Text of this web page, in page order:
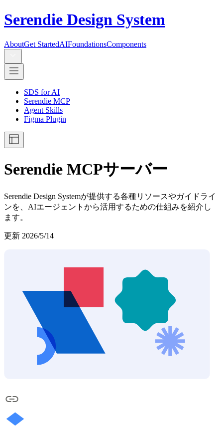
Serendie Design System
AboutGet StartedAIFoundationsComponents
SDS for AI
Serendie MCP
Agent Skills
Figma Plugin
Serendie MCPサーバー
Serendie Design Systemが提供する各種リソースやガイドライ
ンを、AIエージェントから活用するための仕組みを紹介し
ます。
更新 2026/5/14